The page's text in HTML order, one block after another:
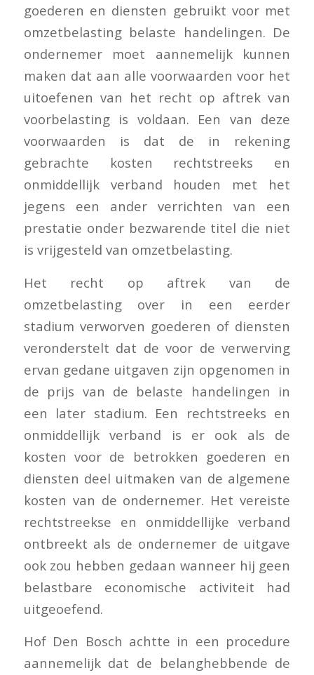
goederen en diensten gebruikt voor met
omzetbelasting belaste handelingen. De
ondernemer moet aannemelijk kunnen
maken dat aan alle voorwaarden voor het
uitoefenen van het recht op aftrek van
voorbelasting is voldaan. Een van deze
voorwaarden is dat de in rekening
gebrachte kosten rechtstreeks en
onmiddellijk verband houden met het
jegens een ander verrichten van een
prestatie onder bezwarende titel die niet
is vrijgesteld van omzetbelasting.
Het recht op aftrek van de
omzetbelasting over in een eerder
stadium verworven goederen of diensten
veronderstelt dat de voor de verwerving
ervan gedane uitgaven zijn opgenomen in
de prijs van de belaste handelingen in
een later stadium. Een rechtstreeks en
onmiddellijk verband is er ook als de
kosten voor de betrokken goederen en
diensten deel uitmaken van de algemene
kosten van de ondernemer. Het vereiste
rechtstreekse en onmiddellijke verband
ontbreekt als de ondernemer de uitgave
ook zou hebben gedaan wanneer hij geen
belastbare economische activiteit had
uitgeoefend.
Hof Den Bosch achtte in een procedure
aannemelijk dat de belanghebbende de